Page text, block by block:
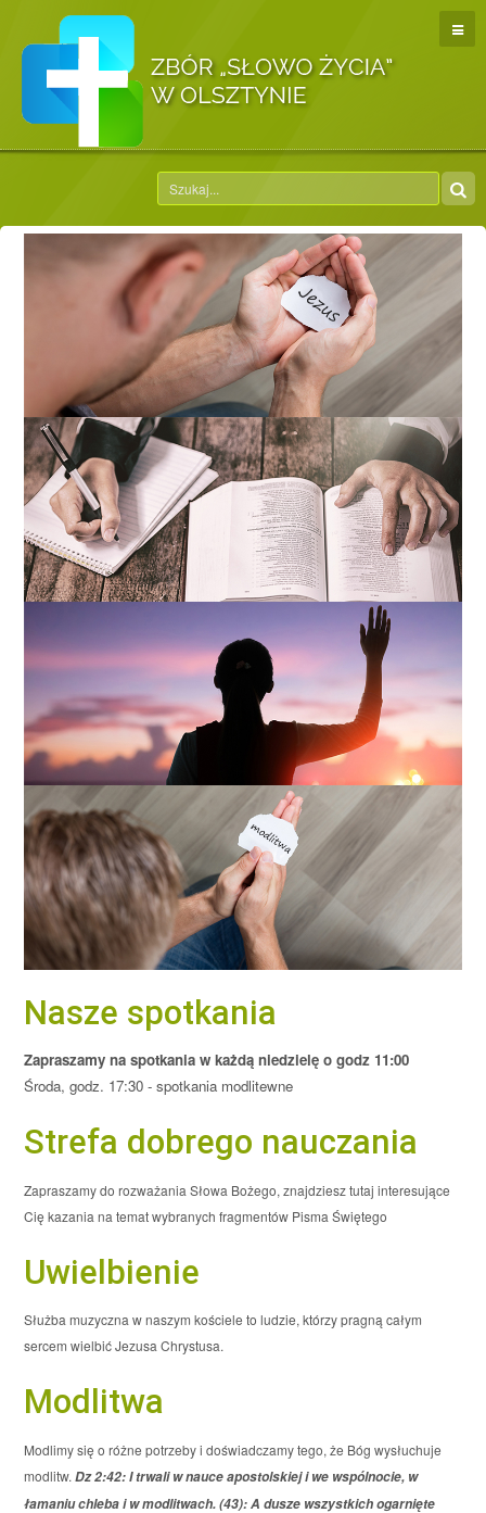
Nasze spotkania
Zapraszamy na spotkania w każdą niedzielę o godz 11:00
Środa, godz. 17:30 - spotkania modlitewne
Strefa dobrego nauczania
Zapraszamy do rozważania Słowa Bożego, znajdziesz tutaj interesujące
Cię kazania na temat wybranych fragmentów Pisma Świętego
Uwielbienie
Służba muzyczna w naszym kościele to ludzie, którzy pragną całym
sercem wielbić Jezusa Chrystusa.
Modlitwa
Modlimy się o różne potrzeby i doświadczamy tego, że Bóg wysłuchuje
modlitw. Dz 2:42: I trwali w nauce apostolskiej i we wspólnocie, w
łamaniu chleba i w modlitwach. (43): A dusze wszystkich ogarnięte